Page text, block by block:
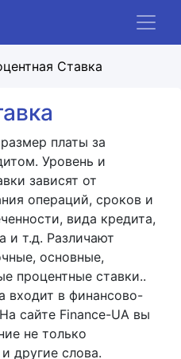
Ставка
платы за
Уровень и
зависят от
операций, сроков и
вида кредита,
и т.д. Различают
основные,
процентные ставки..
входит в финансово-
сайте Finance-UA вы
не только
другие слова.